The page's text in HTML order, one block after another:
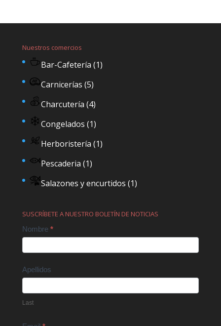
Nuestros comercios
Bar-Cafetería (1)
Carnicerías (5)
Charcutería (4)
Congelados (1)
Herboristería (1)
Pescaderia (1)
Salazones y encurtidos (1)
SUSCRÍBETE A NUESTRO BOLETÍN DE NOTICIAS
Contact
Nombre *
Apellidos
Last